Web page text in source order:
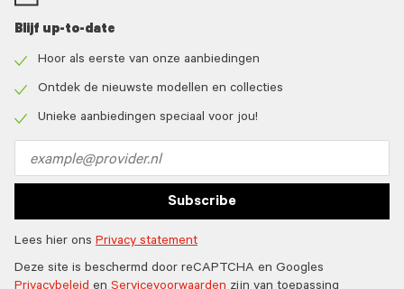
Blijf up-to-date
icon
Hoor als eerste van onze aanbiedingen
icon
Ontdek de nieuwste modellen en collecties
Unieke aanbiedingen speciaal voor jou!
address
Subscribe
Lees hier ons Privacy statement
Deze site is beschermd door reCAPTCHA en Googles